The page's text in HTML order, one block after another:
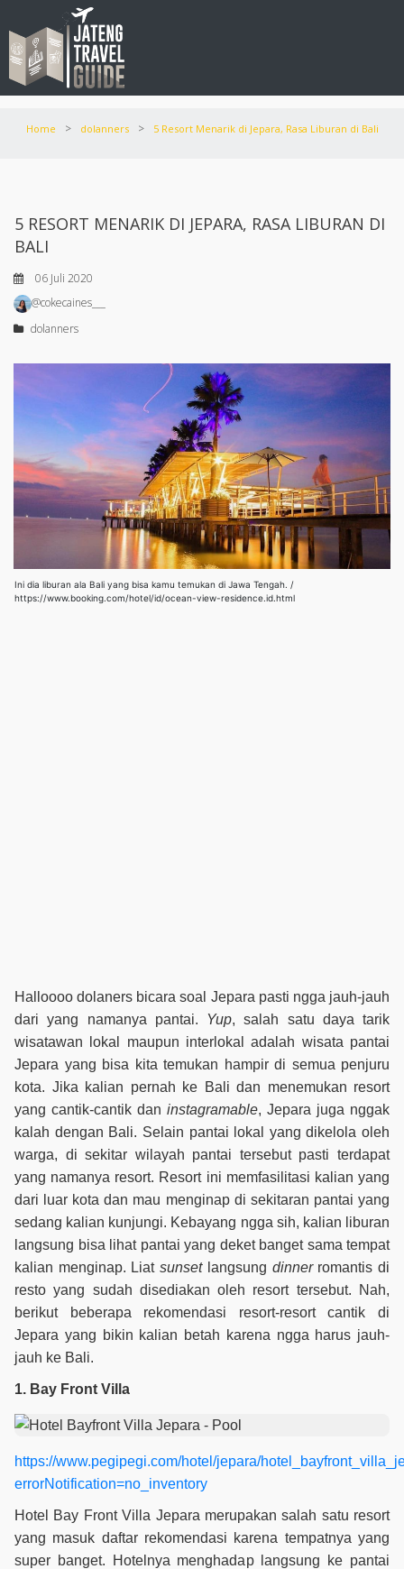
Home > dolanners > 5 Resort Menarik di Jepara, Rasa Liburan di Bali
5 RESORT MENARIK DI JEPARA, RASA LIBURAN DI
BALI
06 Juli 2020
@cokecaines___
dolanners
Ini dia liburan ala Bali yang bisa kamu temukan di Jawa Tengah. /
https://www.booking.com/hotel/id/ocean-view-residence.id.html
Halloooo dolaners bicara soal Jepara pasti ngga jauh-jauh
dari yang namanya pantai. Yup, salah satu daya tarik
wisatawan lokal maupun interlokal adalah wisata pantai
Jepara yang bisa kita temukan hampir di semua penjuru
kota. Jika kalian pernah ke Bali dan menemukan resort
yang cantik-cantik dan instagramable, Jepara juga nggak
kalah dengan Bali. Selain pantai lokal yang dikelola oleh
warga, di sekitar wilayah pantai tersebut pasti terdapat
yang namanya resort. Resort ini memfasilitasi kalian yang
dari luar kota dan mau menginap di sekitaran pantai yang
sedang kalian kunjungi. Kebayang ngga sih, kalian liburan
langsung bisa lihat pantai yang deket banget sama tempat
kalian menginap. Liatsunsetlangsung dinner romantis di
resto yang sudah disediakan oleh resort tersebut. Nah,
berikut beberapa rekomendasi resort-resort cantik di
Jepara yang bikin kalian betah karena ngga harus jauh-
jauh ke Bali.
1. Bay Front Villa
https://www.pegipegi.com/hotel/jepara/
errorNotification=no_inventory
Hotel Bay Front Villa Jepara merupakan salah satu resort
yang masuk daftar rekomendasi karena tempatnya yang
super banget. Hotelnya menghadap langsung ke pantai